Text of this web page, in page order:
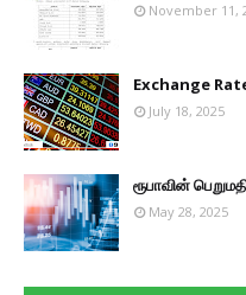
November 11,
Exchange
July 18, 2025
ரூபாவின்
May 28, 2025